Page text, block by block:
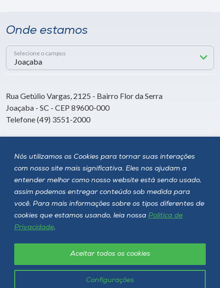
Nós utilizamos os Cookies para tornar suas interações
com nosso site mais significativa. Eles nos ajudam a
entender melhor como nosso website está sendo usado,
assim podemos entregar conteúdo sob medida para
você. Para mais informações sobre os tipos diferentes de
cookies que estamos usando, leia nossa Política de
Privacidade.
Configurações
Aceitar todos os cookies
Onde estamos
Selecione o campus
Rua Getúlio Vargas, 2125 - Bairro Flor da Serra
Joaçaba - SC - CEP 89600-000
Telefone (49) 3551-2000
Siga a Unoesc
Unoesc © 2026 - Todos os direitos reservados
Política de privacidade LGPD